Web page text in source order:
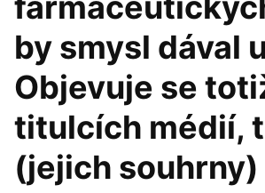
by smysl dával
Objevuje se
titulcích médií,
(jejich souhrny)